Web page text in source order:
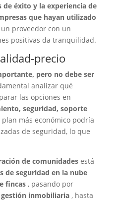
de éxito y la experiencia de
que hayan utilizado
proveedor con un
positivas da tranquilidad.
precio
pero no debe ser
analizar qué
las opciones en
seguridad, soporte
más económico podría
de seguridad, lo que
de comunidades está
de seguridad en la nube
fincas , pasando por
inmobiliaria , hasta